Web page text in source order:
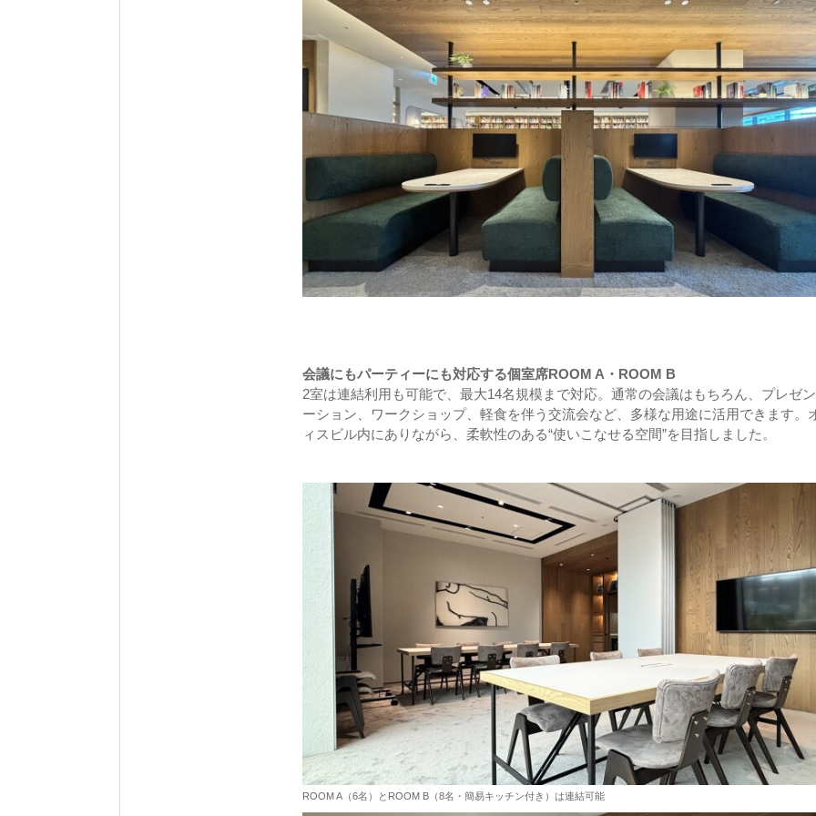
会議にもパーティーにも対応する個室席ROOM A・ROOM B
2室は連結利用も可能で、最大14名規模まで対応。通常の会議はもちろん、プレゼ
ーション、ワークショップ、軽食を伴う交流会など、多様な用途に活用できます。
ィスビル内にありながら、柔軟性のある“使いこなせる空間”を目指しました。
ROOM A（6名）とROOM B（8名・簡易キッチン付き）は連結可能